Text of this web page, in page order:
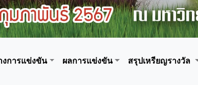
งการแข่งขัน ผลการแข่งขัน สรุปเหรียญรางวัล